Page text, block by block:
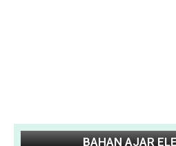
BAHAN AJAR